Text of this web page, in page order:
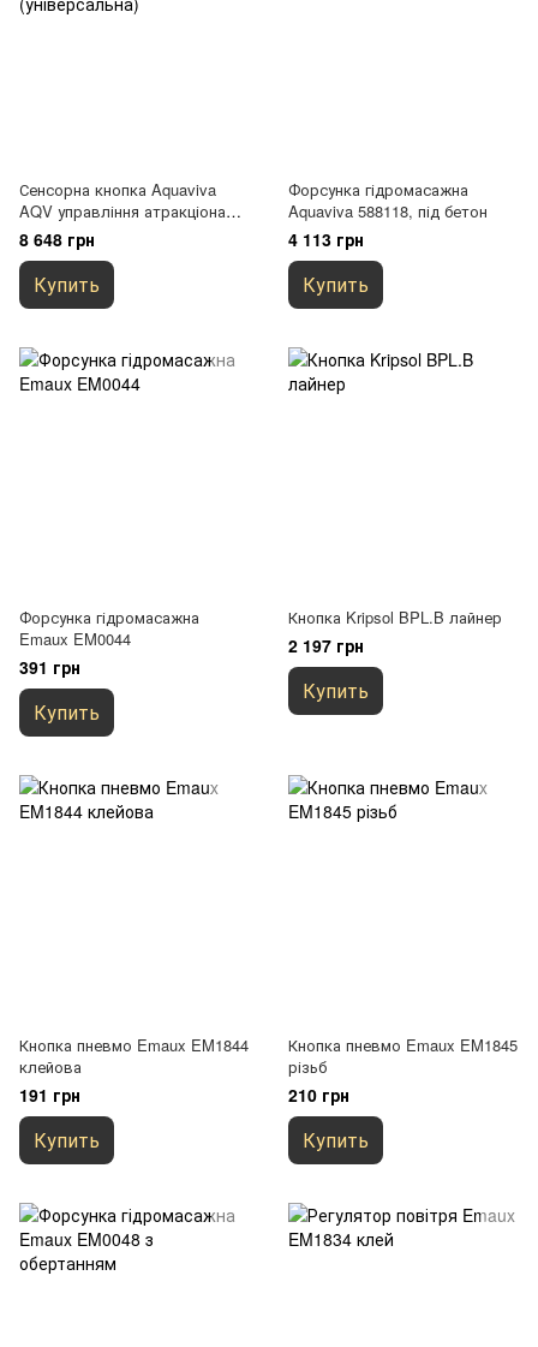
Сенсорна кнопка Aquaviva
AQV управління атракціонами
(універсальна)
8 648 грн
Купить
Форсунка гідромасажна
Aquaviva 588118, під бетон
4 113 грн
Купить
Форсунка гідромасажна
Emaux EM0044
391 грн
Купить
Кнопка Kripsol BPL.B лайнер
2 197 грн
Купить
Кнопка пневмо Emaux EM1844
клейова
191 грн
Купить
Кнопка пневмо Emaux EM1845
різьб
210 грн
Купить